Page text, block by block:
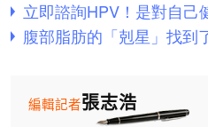
張志浩
編輯記者